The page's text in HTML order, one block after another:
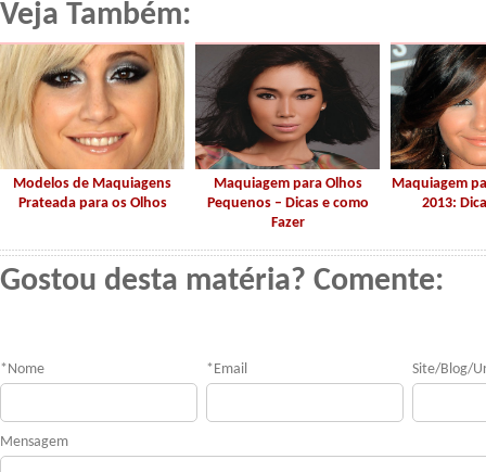
Veja Também:
Modelos de Maquiagens
Prateada para os Olhos
Maquiagem para Olhos
Pequenos – Dicas e como
Fazer
Maquiagem
2013:
Gostou desta matéria? Comente:
* Nome * Email Site/Blog/
Mensagem